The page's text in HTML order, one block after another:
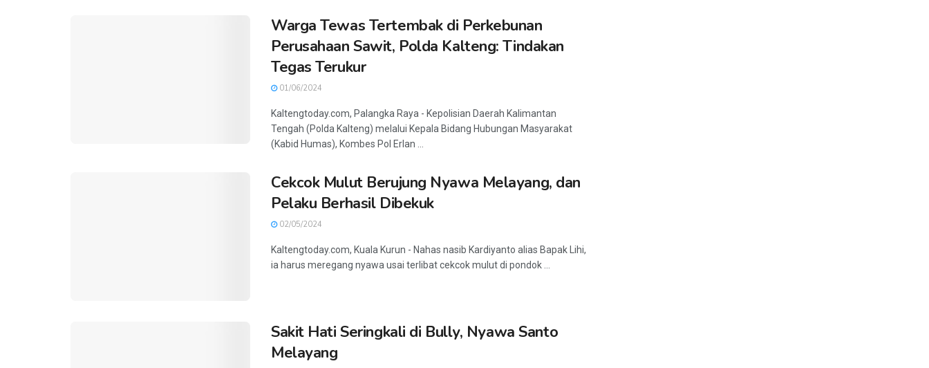
Warga Tewas Tertembak di Perkebunan
Perusahaan Sawit, Polda Kalteng: Tindakan
Tegas Terukur
01/06/2024
Kaltengtoday.com, Palangka Raya - Kepolisian Daerah Kalimantan
Tengah (Polda Kalteng) melalui Kepala Bidang Hubungan Masyarakat
(Kabid Humas), Kombes Pol Erlan ...
Cekcok Mulut Berujung Nyawa Melayang, dan
Pelaku Berhasil Dibekuk
02/05/2024
Kaltengtoday.com, Kuala Kurun - Nahas nasib Kardiyanto alias Bapak Lihi,
ia harus meregang nyawa usai terlibat cekcok mulut di pondok ...
Sakit Hati Seringkali di Bully, Nyawa Santo
Melayang